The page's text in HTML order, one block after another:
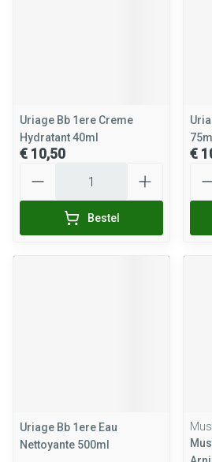
Uriage Bb 1ere Creme
Hydratant 40ml
€ 10,50
Bestel
75ml
€
Uriage Bb 1ere Eau
Nettoyante 500ml